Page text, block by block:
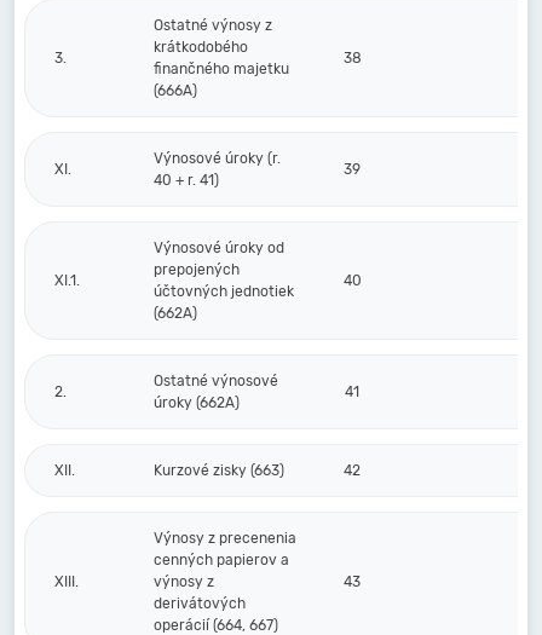
3.
Ostatné výnosy z
krátkodobého
finančného majetku
(666A)
38
XI.
Výnosové úroky (r.
40 + r. 41)
39
XI.1.
Výnosové úroky od
prepojených
účtovných jednotiek
(662A)
40
2.
Ostatné výnosové
úroky (662A)
41
XII. Kurzové zisky (663) 42
XIII.
Výnosy z precenenia
cenných papierov a
výnosy z
derivátových
operácií (664, 667)
43